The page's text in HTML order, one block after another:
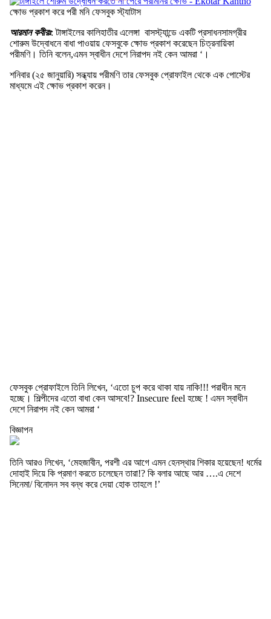
ক্ষোভ প্রকাশ করে পরী মনি ফেসবুক স্ট্যাটাস
আরমান কবীরঃ: টাঙ্গাইলের কালিহাতীর এলেঙ্গা বাসস্ট্যান্ডে একটি প্রসাধনসামগ্রীর
শোরুম উদ্বোধনে বাধা পাওয়ায় ফেসবুকে ক্ষোভ প্রকাশ করেছেন চিত্রনায়িকা
পরীমণি। তিনি বলেন,এমন স্বাধীন দেশে নিরাপদ নই কেন আমরা ‘।
শনিবার (২৫ জানুয়ারি) সন্ধ্যায় পরীমণি তার ফেসবুক প্রোফাইল থেকে এক পোস্টের
মাধ্যমে এই ক্ষোভ প্রকাশ করেন।
ফেসবুক প্রোফাইলে তিনি লিখেন, ‘এতো চুপ করে থাকা যায় নাকি!!! পরাধীন মনে
হচ্ছে। শিল্পীদের এতো বাধা কেন আসবে!? Insecure feel হচ্ছে ! এমন স্বাধীন
দেশে নিরাপদ নই কেন আমরা ‘
বিজ্ঞাপন
তিনি আরও লিখেন, ‘মেহজাবীন, পরশী এর আগে এমন হেনস্থার শিকার হয়েছেন! ধর্মের
দোহাই দিয়ে কি প্রমাণ করতে চলেছেন তারা!? কি বলার আছে আর ….এ দেশে
সিনেমা/ বিনোদন সব বন্ধ করে দেয়া হোক তাহলে !’